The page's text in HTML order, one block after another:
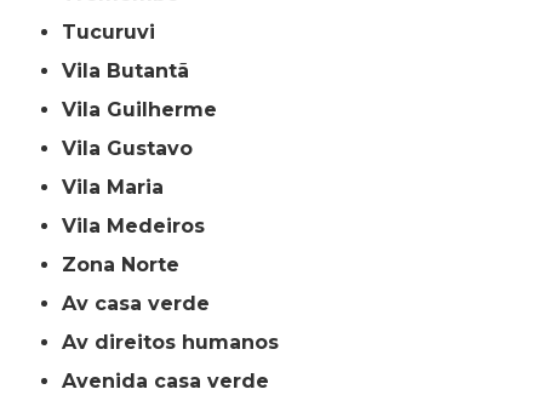
Tucuruvi
Vila Butantã
Vila Guilherme
Vila Gustavo
Vila Maria
Vila Medeiros
Zona Norte
av casa verde
av direitos humanos
avenida casa verde